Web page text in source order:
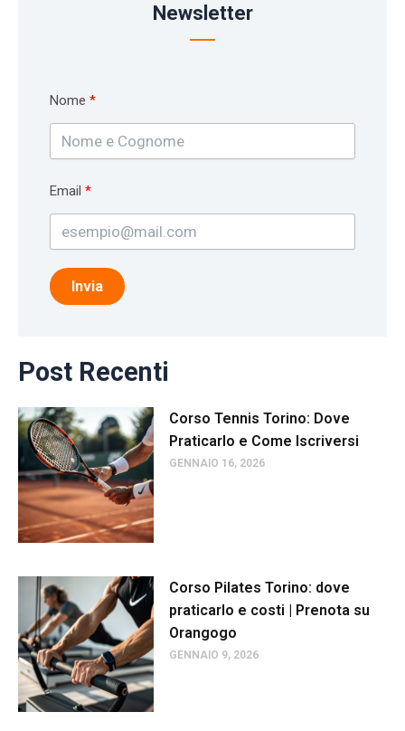
Newsletter
Nome
Email
Invia
Post Recenti
Corso Tennis Torino: Dove
Praticarlo e Come Iscriversi
GENNAIO 16, 2026
Corso Pilates Torino: dove
praticarlo e costi | Prenota su
Orangogo
GENNAIO 9, 2026